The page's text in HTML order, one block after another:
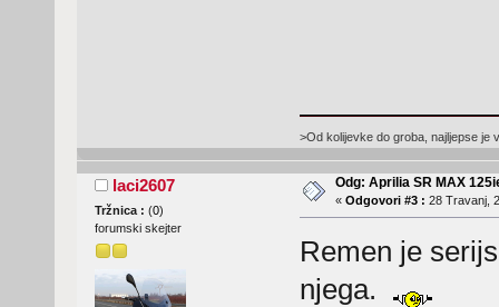
>Od kolijevke do groba, najljepse je
laci2607
Tržnica : (0)
forumski skejter
Odg: Aprilia SR MAX
« Odgovori #3 : 28 Travanj,
Remen je
njega.